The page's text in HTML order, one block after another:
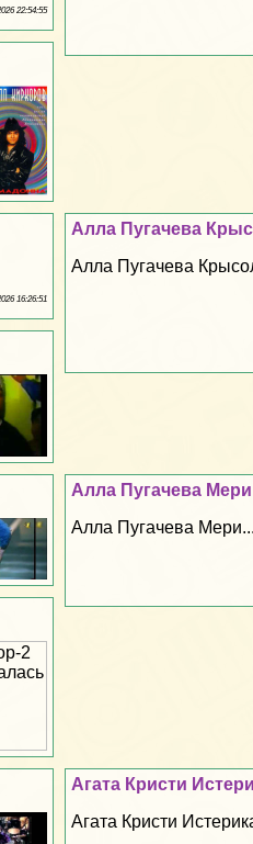
22:54:55
Алла Пугачева
Алла Пугачева
16:26:51
Алла Пугачева Мери
Алла Пугачева Мери...
Агата Кристи
Агата Кристи